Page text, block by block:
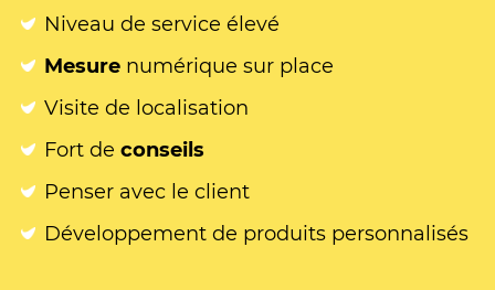
Niveau de service élevé
Mesure numérique sur place
Visite de localisation
Fort de conseils
Penser avec le client
Développement de produits personnalisés